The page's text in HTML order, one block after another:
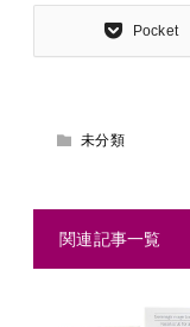
Pocket
未分類
関連記事一覧